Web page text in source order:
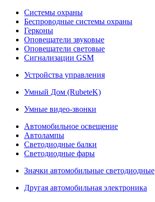
Системы охраны
Беспроводные системы охраны
Герконы
Оповещатели звуковые
Оповещатели световые
Сигнализации GSM
Устройства управления
Умный Дом (RubeteK)
Умные видео-звонки
Автомобильное освещение
Автолампы
Светодиодные балки
Светодиодные фары
Значки автомобильные светодиодные
Другая автомобильная электроника